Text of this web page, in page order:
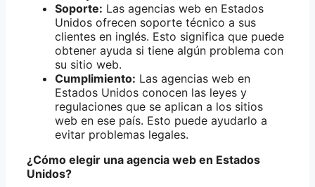
Soporte: Las agencias web en Estados
Unidos ofrecen soporte técnico a sus
clientes en inglés. Esto significa que puede
obtener ayuda si tiene algún problema con
su sitio web.
Cumplimiento: Las agencias web en
Estados Unidos conocen las leyes y
regulaciones que se aplican a los sitios
web en ese país. Esto puede ayudarlo a
evitar problemas legales.
¿Cómo elegir una agencia web en Estados
Unidos?